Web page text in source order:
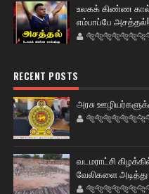
உலகக் கிண்ண
எம்பாப்பே அசத்தல்!
RECENT POSTS
அரசு
வடமராட்சி
வேலிகளை